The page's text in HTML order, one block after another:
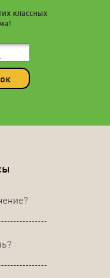
классных